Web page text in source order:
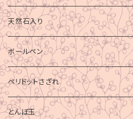
天然石入り
ボールペン
ペリドットさざれ
とんぼ玉